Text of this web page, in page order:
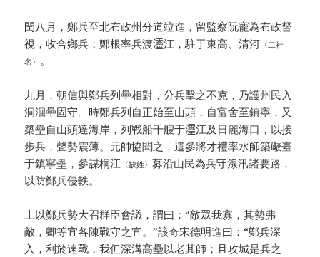
閏八月，鄭兵至北布政州分道竝進，留監察阮寵為布政督
視，收合鄉兵；鄭根率兵渡𤅷江，駐于東高、清河 〈二社
名〉 。
九月，朝信與鄭兵列壘相對，分兵擊之不克，乃護州民入
洞洄壘固守。時鄭兵列自正始至山頭，自富舍至鎮寧，又
築壘自山頭達海岸，列戰船千艘于𤅷江及日麗海口，以接
步兵，聲勢震薄。元帥協聞之，遣參將才禮率水師築礮臺
于鎮寧壘，參謀桐江 〈缺姓〉募沿山民為兵守湶汛諸要路，
以防鄭兵侵軼。
上以鄭兵勢大召群臣會議，謂曰：“敵眾我寡，其勢弗
敵，卿等宜各陳戰守之宜。”該奇宋德明進曰：“鄭兵深
入，利於速戰，我但深溝高壘以老其師；且攻城是兵之